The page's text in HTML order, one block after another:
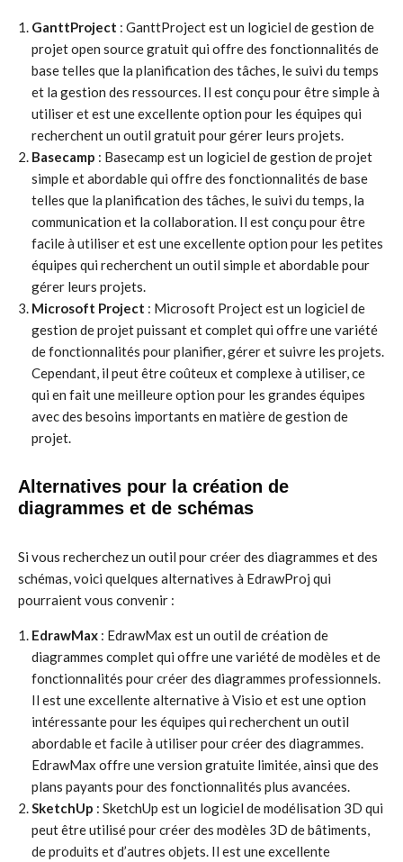
GanttProject : GanttProject est un logiciel de gestion de
projet open source gratuit qui offre des fonctionnalités de
base telles que la planification des tâches, le suivi du temps
et la gestion des ressources. Il est conçu pour être simple à
utiliser et est une excellente option pour les équipes qui
recherchent un outil gratuit pour gérer leurs projets.
Basecamp : Basecamp est un logiciel de gestion de projet
simple et abordable qui offre des fonctionnalités de base
telles que la planification des tâches, le suivi du temps, la
communication et la collaboration. Il est conçu pour être
facile à utiliser et est une excellente option pour les petites
équipes qui recherchent un outil simple et abordable pour
gérer leurs projets.
Microsoft Project : Microsoft Project est un logiciel de
gestion de projet puissant et complet qui offre une variété
de fonctionnalités pour planifier, gérer et suivre les projets.
Cependant, il peut être coûteux et complexe à utiliser, ce
qui en fait une meilleure option pour les grandes équipes
avec des besoins importants en matière de gestion de
projet.
Alternatives pour la création de
diagrammes et de schémas
Si vous recherchez un outil pour créer des diagrammes et des
schémas, voici quelques alternatives à EdrawProj qui
pourraient vous convenir :
EdrawMax : EdrawMax est un outil de création de
diagrammes complet qui offre une variété de modèles et de
fonctionnalités pour créer des diagrammes professionnels.
Il est une excellente alternative à Visio et est une option
intéressante pour les équipes qui recherchent un outil
abordable et facile à utiliser pour créer des diagrammes.
EdrawMax offre une version gratuite limitée, ainsi que des
plans payants pour des fonctionnalités plus avancées.
SketchUp : SketchUp est un logiciel de modélisation 3D qui
peut être utilisé pour créer des modèles 3D de bâtiments,
de produits et d’autres objets. Il est une excellente